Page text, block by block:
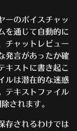
ーのボイスチャッ
を通じて自動的に
チャットレビュー
発言があったか確
キストに書き起こ
ルは潜在的な迷惑
テキストファイル
されます。
存されるわけでは